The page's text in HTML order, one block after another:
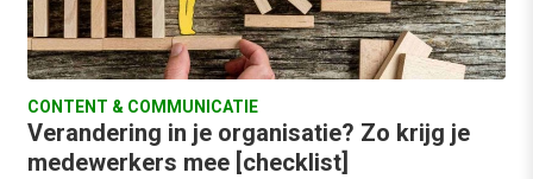
CONTENT & COMMUNICATIE
Verandering in je organisatie? Zo krijg je
medewerkers mee [checklist]